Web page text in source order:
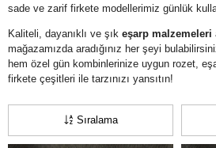
sade ve zarif firkete modellerimiz günlük
Kaliteli, dayanıklı ve şık eşarp malzemeleri
mağazamızda aradığınız her şeyi
hem özel gün kombinlerinize uygun rozet,
firkete çeşitleri ile tarzınızı yansıtın!
Sıralama